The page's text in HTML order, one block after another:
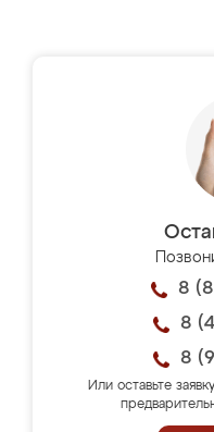
8
8
8
Или оставьте